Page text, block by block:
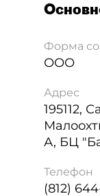
Форма
ООО
Адрес
195112,
А, БЦ
Телефон
(812)